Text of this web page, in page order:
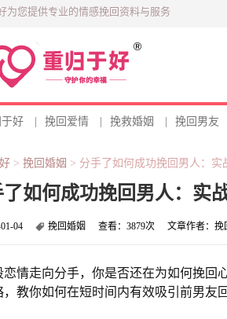
为您提供专业的情感挽回资料与服务
好 挽回爱情 挽救婚姻 挽回男友
> 挽回婚姻 > 分手了如何成功挽回男人：实
了如何成功挽回男人：实
04 挽回婚姻 查看： 3879次 文章作者： 挽
恋情走向分手，你是否还在为如何挽回
，教你如何在短时间内有效吸引前男友